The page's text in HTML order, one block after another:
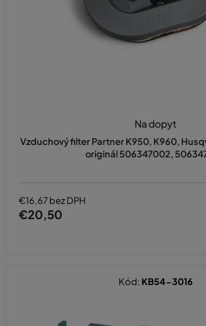
Vzduchový filter Partner K950, K960,
originál 506347002,
Na dopyt
€16,67 bez DPH
€20,50
Kód: KB54-3016